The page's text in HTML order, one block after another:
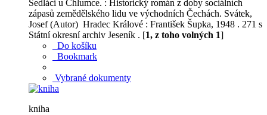
Sedláci u Chlumce. : Historický román z doby sociálních
zápasů zemědělského lidu ve východních Čechách. Svátek,
Josef (Autor) Hradec Králové : František Šupka, 1948 . 271 s
Státní okresní archiv Jeseník . [1, z toho volných 1]
Do košíku
Bookmark
Vybrané dokumenty
kniha